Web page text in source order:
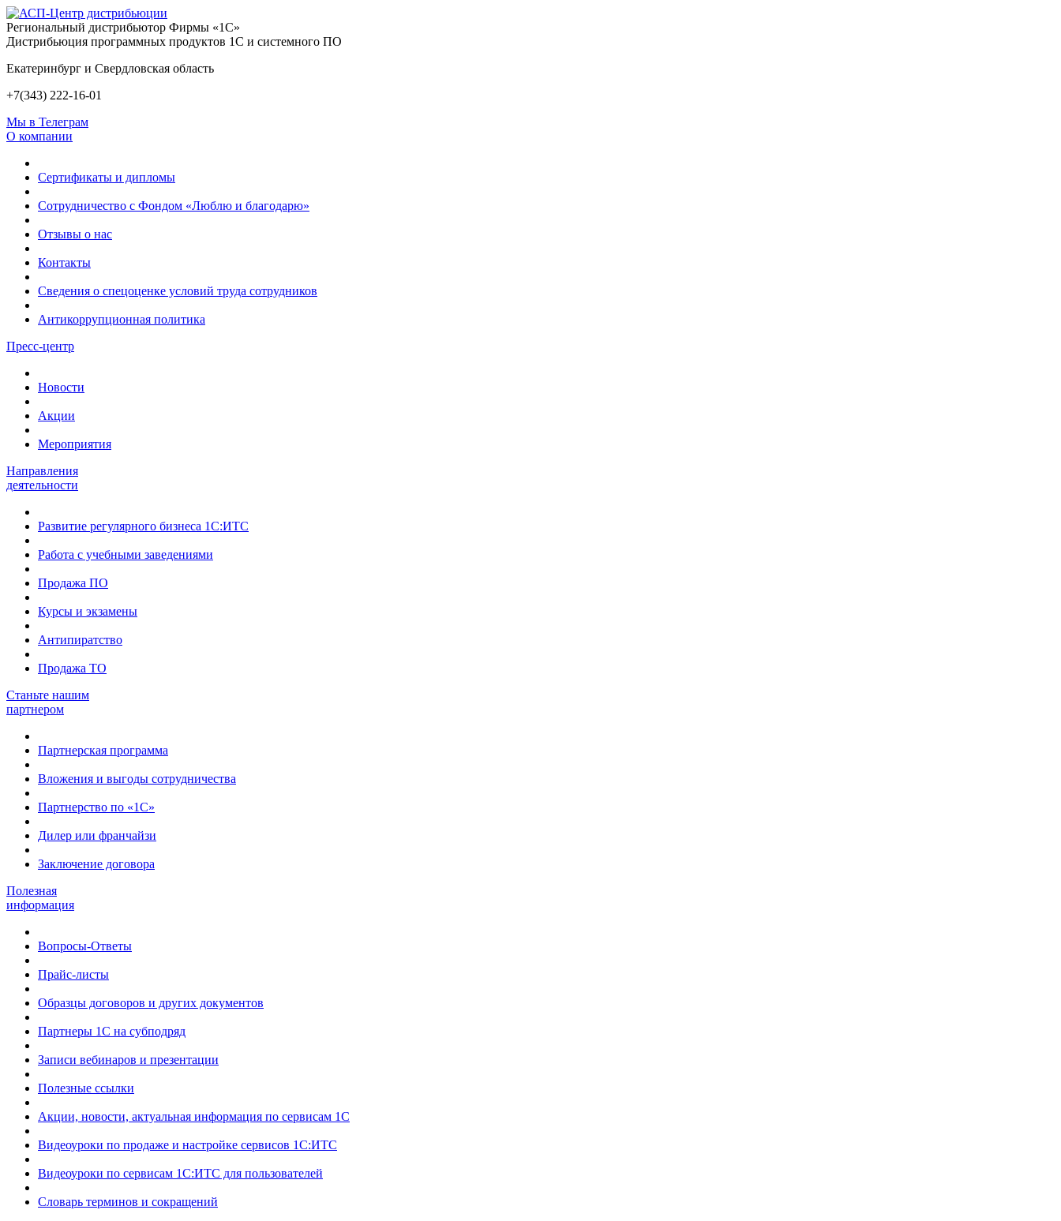
Региональный дистрибьютор Фирмы «1С»
Дистрибьюция программных продуктов 1С и системного ПО
Екатеринбург и Свердловская область
+7(343) 222-16-01
Мы в Телеграм
О компании
Сертификаты и дипломы
Сотрудничество с Фондом «Люблю и благодарю»
Отзывы о нас
Контакты
Сведения о спецоценке условий труда сотрудников
Антикоррупционная политика
Пресс-центр
Новости
Акции
Мероприятия
Направления
деятельности
Развитие регулярного бизнеса 1С:ИТС
Работа с учебными заведениями
Продажа ПО
Курсы и экзамены
Антипиратство
Продажа ТО
Станьте нашим
партнером
Партнерская программа
Вложения и выгоды сотрудничества
Партнерство по «1С»
Дилер или франчайзи
Заключение договора
Полезная
информация
Вопросы-Ответы
Прайс-листы
Образцы договоров и других документов
Партнеры 1С на субподряд
Записи вебинаров и презентации
Полезные ссылки
Акции, новости, актуальная информация по сервисам 1С
Видеоуроки по продаже и настройке сервисов 1С:ИТС
Видеоуроки по сервисам 1С:ИТС для пользователей
Словарь терминов и сокращений